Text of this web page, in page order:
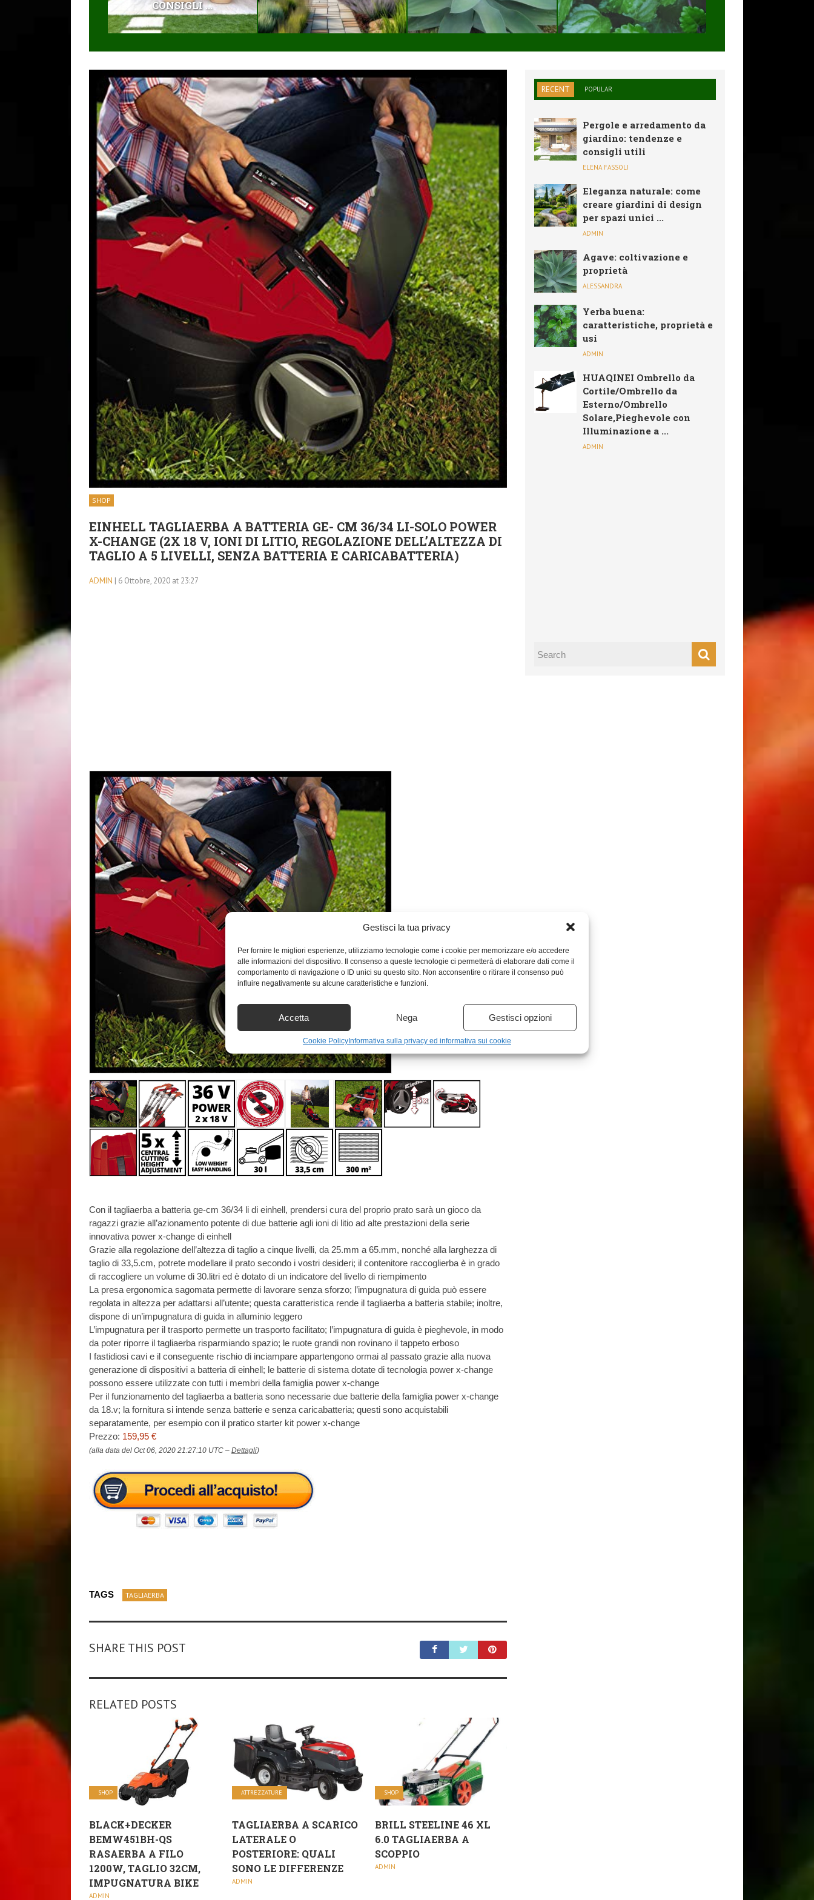
Gestisci la tua privacy
Per fornire le migliori esperienze, utilizziamo tecnologie come i cookie per memorizzare e/o accedere
alle informazioni del dispositivo. Il consenso a queste tecnologie ci permetterà di elaborare dati come il
comportamento di navigazione o ID unici su questo sito. Non acconsentire o ritirare il consenso può
influire negativamente su alcune caratteristiche e funzioni.
Accetta Nega Gestisci opzioni
Cookie PolicyInformativa sulla privacy ed informativa sui cookie
CONSIGLI ...
SHOP
EINHELL TAGLIAERBA A BATTERIA GE- CM 36/34 LI-SOLO POWER
X-CHANGE (2X 18 V, IONI DI LITIO, REGOLAZIONE DELL’ALTEZZA DI
TAGLIO A 5 LIVELLI, SENZA BATTERIA E CARICABATTERIA)
ADMIN | 6 Ottobre, 2020 at 23:27
Con il tagliaerba a batteria ge-cm 36/34 li di einhell, prendersi cura del proprio prato sarà un gioco da
ragazzi grazie all’azionamento potente di due batterie agli ioni di litio ad alte prestazioni della serie
innovativa power x-change di einhell
Grazie alla regolazione dell’altezza di taglio a cinque livelli, da 25.mm a 65.mm, nonché alla larghezza di
taglio di 33,5.cm, potrete modellare il prato secondo i vostri desideri; il contenitore raccoglierba è in grado
di raccogliere un volume di 30.litri ed è dotato di un indicatore del livello di riempimento
La presa ergonomica sagomata permette di lavorare senza sforzo; l’impugnatura di guida può essere
regolata in altezza per adattarsi all’utente; questa caratteristica rende il tagliaerba a batteria stabile; inoltre,
dispone di un’impugnatura di guida in alluminio leggero
L’impugnatura per il trasporto permette un trasporto facilitato; l’impugnatura di guida è pieghevole, in modo
da poter riporre il tagliaerba risparmiando spazio; le ruote grandi non rovinano il tappeto erboso
I fastidiosi cavi e il conseguente rischio di inciampare appartengono ormai al passato grazie alla nuova
generazione di dispositivi a batteria di einhell; le batterie di sistema dotate di tecnologia power x-change
possono essere utilizzate con tutti i membri della famiglia power x-change
Per il funzionamento del tagliaerba a batteria sono necessarie due batterie della famiglia power x-change
da 18.v; la fornitura si intende senza batterie e senza caricabatteria; questi sono acquistabili
separatamente, per esempio con il pratico starter kit power x-change
Prezzo: 159,95 €
(alla data del Oct 06, 2020 21:27:10 UTC – Dettagli)
TAGS TAGLIAERBA
SHARE THIS POST
RELATED POSTS
SHOP
BLACK+DECKER
BEMW451BH-QS
RASAERBA A FILO
1200W, TAGLIO 32CM,
IMPUGNATURA BIKE
ADMIN
ATTREZZATURE
TAGLIAERBA A SCARICO
LATERALE O
POSTERIORE: QUALI
SONO LE DIFFERENZE
ADMIN
SHOP
BRILL STEELINE 46 XL
6.0 TAGLIAERBA A
SCOPPIO
ADMIN
RECENT POPULAR
Pergole e arredamento da
giardino: tendenze e
consigli utili
ELENA FASSOLI
Eleganza naturale: come
creare giardini di design
per spazi unici ...
ADMIN
Agave: coltivazione e
proprietà
ALESSANDRA
Yerba buena:
caratteristiche, proprietà e
usi
ADMIN
HUAQINEI Ombrello da
Cortile/Ombrello da
Esterno/Ombrello
Solare,Pieghevole con
Illuminazione a ...
ADMIN